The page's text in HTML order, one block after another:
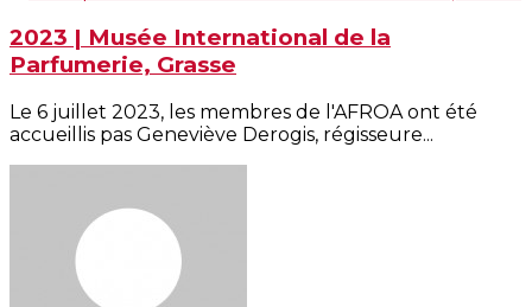
2023 | Musée International de la
Parfumerie, Grasse
Le 6 juillet 2023, les membres de l'AFROA ont été
accueillis pas Geneviève Derogis, régisseure...